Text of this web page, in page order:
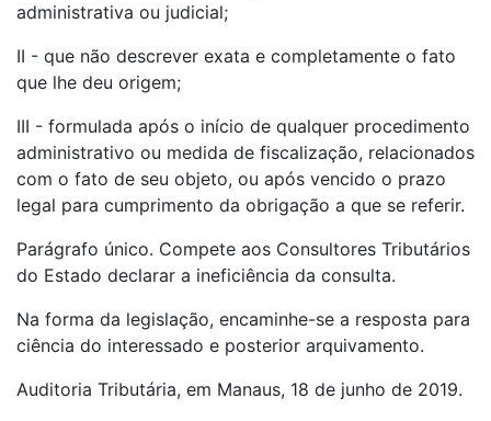
administrativa ou judicial;
II - que não descrever exata e completamente o fato
que lhe deu origem;
III - formulada após o início de qualquer procedimento
administrativo ou medida de fiscalização, relacionados
com o fato de seu objeto, ou após vencido o prazo
legal para cumprimento da obrigação a que se referir.
Parágrafo único. Compete aos Consultores Tributários
do Estado declarar a ineficiência da consulta.
Na forma da legislação, encaminhe-se a resposta para
ciência do interessado e posterior arquivamento.
Auditoria Tributária, em Manaus, 18 de junho de 2019.